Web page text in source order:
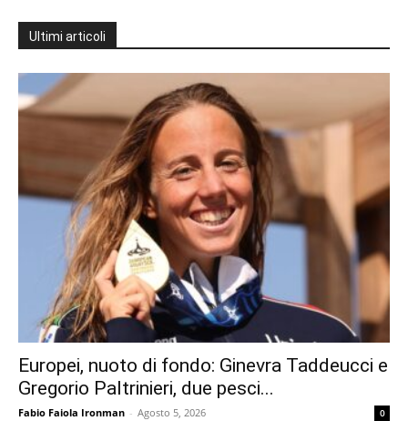
Ultimi articoli
Europei, nuoto di fondo: Ginevra Taddeucci e
Gregorio Paltrinieri, due pesci...
Fabio Faiola Ironman - Agosto 5, 2026 0